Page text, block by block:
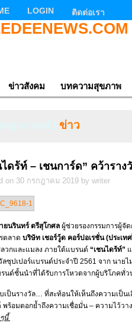
LOGIN ติดต่อเรา
ข่าวสังคม บทความสุขภาพ
ข่าว
ไดร้ท์ – เชนการ์ด” คว้ารา
on 30 กรกฎาคม 2019 by writer
รินทร์ ตรีสุโกศล ผู้ช่วยรองกรรมการผู้จั
ตลาด บริษัท เชอร์วู้ด คอร์ปอเรชั่น (ประเ
วกและแมลง ภายใต้แบรนด์ “เชนไดร้ท์”
ลซุปเปอร์แบรนด์ประจำปี 2561 จาก นาย
นด์ชั้นนำที่ได้รับการโหวตจากผู้บริโภคทั่
เป็นรางวัล… ที่สะท้อนให้เห็นถึงความเป็น
พร้อมตอกย้ำถึงความเชื่อมั่น – ความไว้วา
ๆนี้